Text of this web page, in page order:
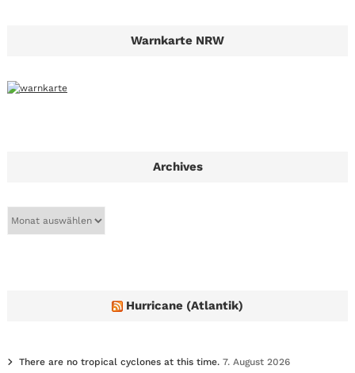
Warnkarte NRW
Archives
Hurricane (Atlantik)
There are no tropical cyclones at this time. 7. August 2026